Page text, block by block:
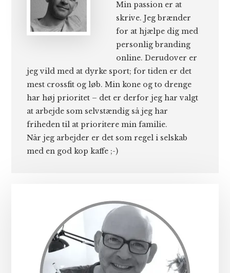
Min passion er at
skrive. Jeg brænder
for at hjælpe dig med
personlig branding
online. Derudover er
jeg vild med at dyrke sport; for tiden er det
mest crossfit og løb. Min kone og to drenge
har høj prioritet – det er derfor jeg har valgt
at arbejde som selvstændig så jeg har
friheden til at prioritere min familie.
Når jeg arbejder er det som regel i selskab
med en god kop kaffe ;-)